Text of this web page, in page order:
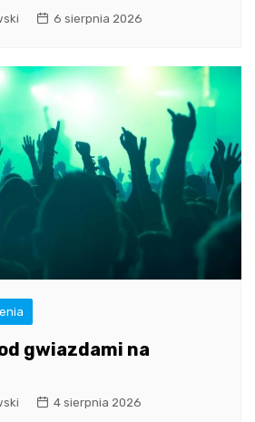
6 sierpnia 2026
gwiazdami na
4 sierpnia 2026